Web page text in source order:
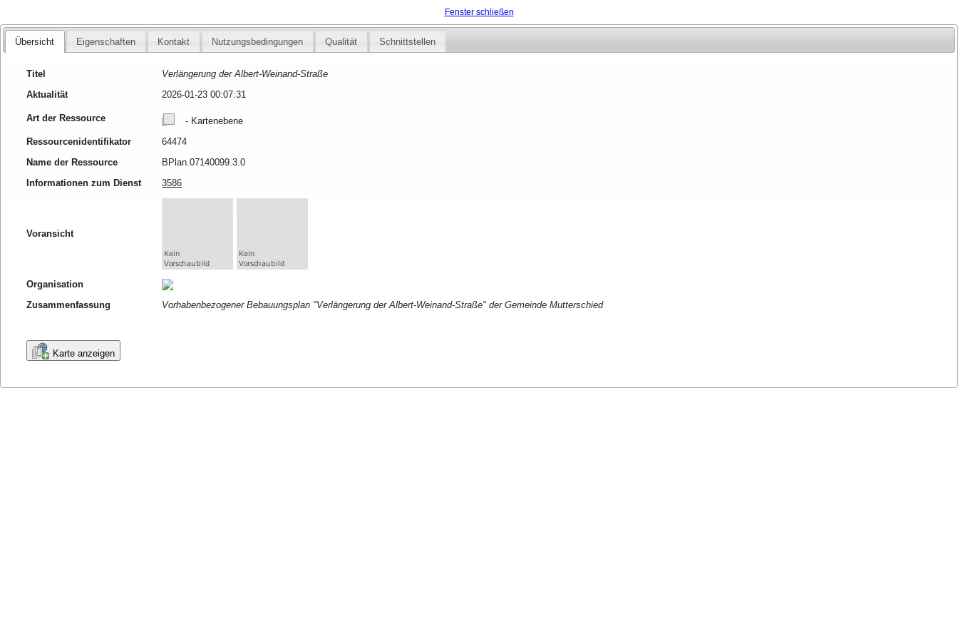
Fenster schließen
Übersicht Eigenschaften Kontakt Nutzungsbedingungen Qualität Schnittstellen
Titel
Verlängerung der Albert-Weinand-Straße
Aktualität
2026-01-23 00:07:31
Art der Ressource
- Kartenebene
Ressourcenidentifikator
64474
Name der Ressource
BPlan.07140099.3.0
Informationen zum Dienst
3586
Voransicht
Organisation
Zusammenfassung
Vorhabenbezogener Bebauungsplan "Verlängerung der Albert-Weinand-Straße" der Gemeinde Mutterschied
Karte anzeigen